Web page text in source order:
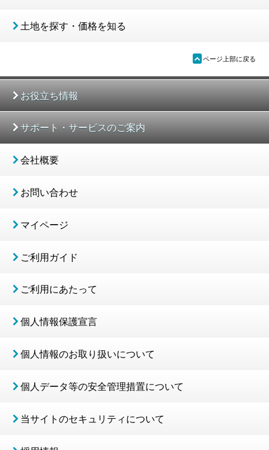
土地を探す・価格を知る
ü ページ上部に戻る
お役立ち情報
サポート・サービスのご案内
会社概要
お問い合わせ
マイページ
ご利用ガイド
ご利用にあたって
個人情報保護宣言
個人情報のお取り扱いについて
個人データ等の安全管理措置について
当サイトのセキュリティについて